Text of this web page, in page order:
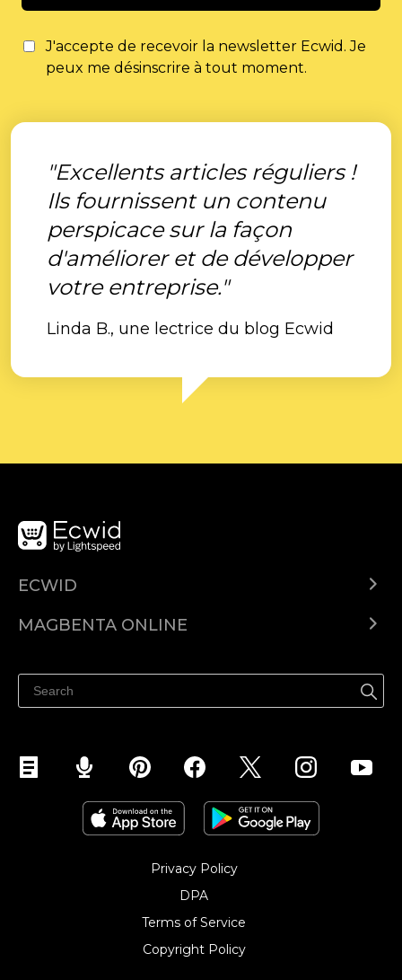
J'accepte de recevoir la newsletter Ecwid. Je
peux me désinscrire à tout moment.
"Excellents articles réguliers !
Ils fournissent un contenu
perspicace sur la façon
d'améliorer et de développer
votre entreprise."
Linda B., une lectrice du blog Ecwid
ECWID
Help center
MAGBENTA ONLINE
Ibenta sa Facebook
Privacy Policy
DPA
Terms of Service
Copyright Policy‎